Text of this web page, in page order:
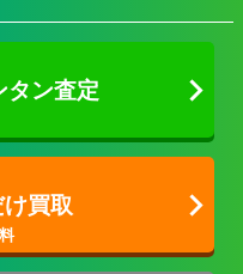
タン査定
買取